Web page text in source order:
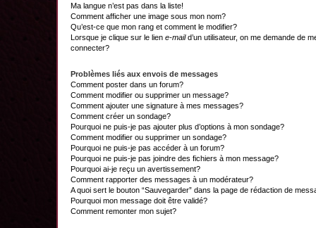
Ma langue n’est pas dans la liste!
Comment afficher une image sous mon nom?
Qu’est-ce que mon rang et comment le modifier?
Lorsque je clique sur le lien e-maild’un utilisateur, on me demande de
connecter?
Problèmes liés aux envois de messages
Comment poster dans un forum?
Comment modifier ou supprimer un message?
Comment ajouter une signature à mes messages?
Comment créer un sondage?
Pourquoi ne puis-je pas ajouter plus d’options à mon sondage?
Comment modifier ou supprimer un sondage?
Pourquoi ne puis-je pas accéder à un forum?
Pourquoi ne puis-je pas joindre des fichiers à mon message?
Pourquoi ai-je reçu un avertissement?
Comment rapporter des messages à un modérateur?
A quoi sert le bouton “Sauvegarder” dans la page de rédaction de
Pourquoi mon message doit être validé?
Comment remonter mon sujet?